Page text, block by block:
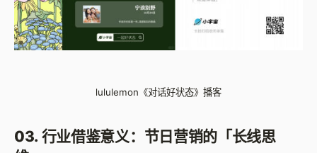
lululemon《对话好状态》播客
03. 行业借鉴意义：节日营销的「长线思